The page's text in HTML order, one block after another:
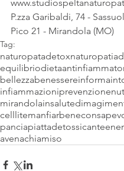
P.zza Garibaldi, 74 -
Pico 21 - Mirandola (MO)
Tag:
naturopatadetoxnaturopatia
equilibriodieta
bellezzabenessereinforma
infiammazioniprevenzione
mirandolainsalute
celllitemanfiarbene
panciapiattadetossicante
avenachiamiso